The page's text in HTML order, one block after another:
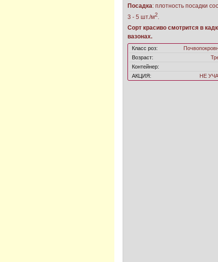
Посадка: плотность посадки
3 - 5 шт./м2.
Сорт красиво смотрится в
вазонах.
Класс роз:
Возраст:
Контейнер:
АКЦИЯ:
НЕ